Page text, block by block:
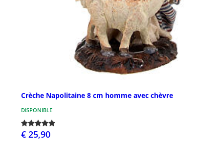
Crèche Napolitaine 8 cm homme avec chèvre
DISPONIBLE
€ 25,90